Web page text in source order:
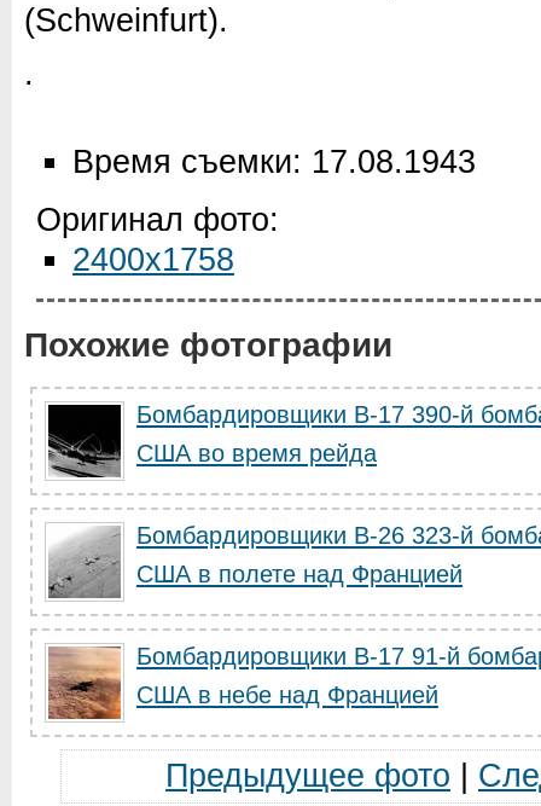
(Schweinfurt).
.
Время съемки: 17.08.1943
Оригинал фото:
2400x1758
Похожие фотографии
Бомбардировщики В-17 390-й
США во время рейда
Бомбардировщики B-26 323-й
США в полете над Францией
Бомбардировщики B-17 91-й
США в небе над Францией
Предыдущее фото